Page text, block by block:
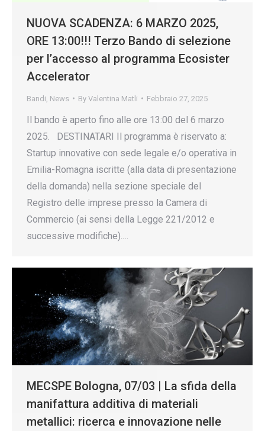
NUOVA SCADENZA: 6 MARZO 2025,
ORE 13:00!!! Terzo Bando di selezione
per l’accesso al programma Ecosister
Accelerator
Bandi News By Valentina Matli Febbraio 27, 2025
Il bando è aperto fino alle ore 13:00 del 6 marzo
2025. DESTINATARI Il programma è riservato a:
Startup innovative con sede legale e/o operativa in
Emilia-Romagna iscritte (alla data di presentazione
della domanda) nella sezione speciale del
Registro delle imprese presso la Camera di
Commercio (ai sensi della Legge 221/2012 e
successive modifiche).…
MECSPE Bologna, 07/03 | La sfida della
manifattura additiva di materiali
metallici: ricerca e innovazione nelle